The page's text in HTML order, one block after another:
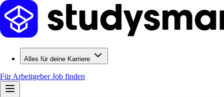
Alles für deine Karriere
Für ArbeitgeberJob finden